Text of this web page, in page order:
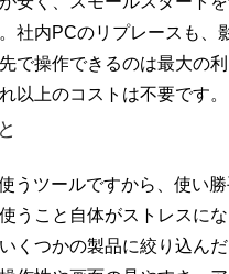
社内PCのリプレースも
で操作できるのは最大の
以上のコストは不要です。
うツールですから、使い
うこと自体がストレスにな
くつかの製品に絞り込ん